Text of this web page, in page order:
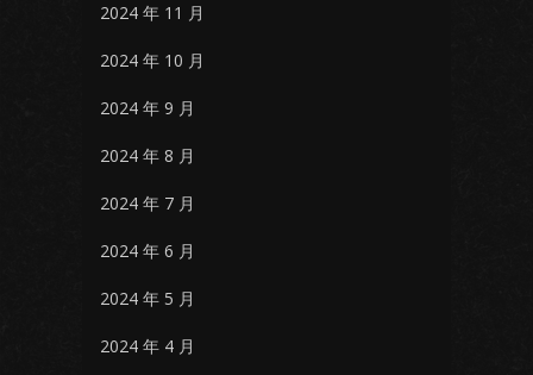
2024 年 11 月
2024 年 10 月
2024 年 9 月
2024 年 8 月
2024 年 7 月
2024 年 6 月
2024 年 5 月
2024 年 4 月